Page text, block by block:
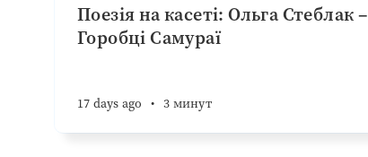
Поезія на касеті: Ольга Стеблак –
Горобці Самураї
17 days ago • 3 минут